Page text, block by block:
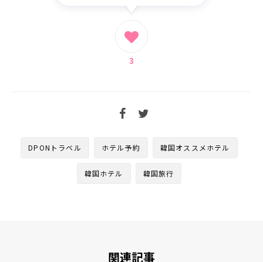
DPONトラベル ホテル予約 韓国オススメホテル
韓国ホテル 韓国旅行
3
関連記事